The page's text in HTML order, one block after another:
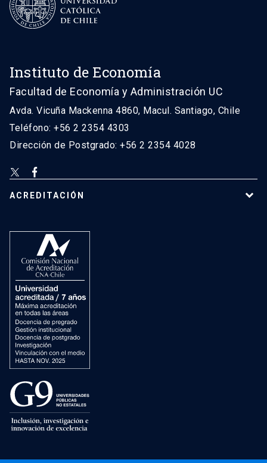
Instituto de Economía
Facultad de Economía y Administración UC
Avda. Vicuña Mackenna 4860, Macul. Santiago, Chile
Teléfono: +56 2 2354 4303
Dirección de Postgrado: +56 2 2354 4028
ACREDITACIÓN